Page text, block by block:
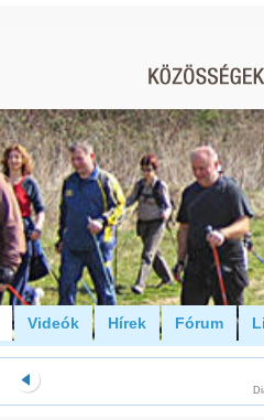
Videók Hírek Fórum